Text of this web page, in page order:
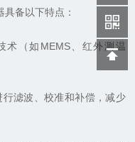
备以下特点：
（如MEMS、红外测温
滤波、校准和补偿，减少